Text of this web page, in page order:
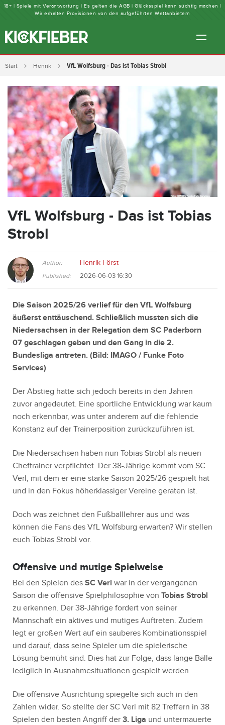
18+ | Spiele mit Verantwortung | Es gelten die AGB | Glücksspiel kann süchtig machen |
Wir erhalten Provisionen von den aufgeführten Wettanbietern
Start Henrik VfL Wolfsburg - Das ist Tobias Strobl
VfL Wolfsburg - Das ist Tobias
Strobl
Author: Henrik Först
Published: 2026-06-03 16:30
Die Saison 2025/26 verlief für den VfL Wolfsburg
äußerst enttäuschend. Schließlich mussten sich die
Niedersachsen in der Relegation dem SC Paderborn
07 geschlagen geben und den Gang in die 2.
Bundesliga antreten. (Bild: IMAGO / Funke Foto
Services)
Der Abstieg hatte sich jedoch bereits in den Jahren
zuvor angedeutet. Eine sportliche Entwicklung war kaum
noch erkennbar, was unter anderem auf die fehlende
Konstanz auf der Trainerposition zurückzuführen ist.
Die Niedersachsen haben nun Tobias Strobl als neuen
Cheftrainer verpflichtet. Der 38-Jährige kommt vom SC
Verl, mit dem er eine starke Saison 2025/26 gespielt hat
und in den Fokus höherklassiger Vereine geraten ist.
Doch was zeichnet den Fußballlehrer aus und was
können die Fans des VfL Wolfsburg erwarten? Wir stellen
euch Tobias Strobl vor.
Offensive und mutige Spielweise
Bei den Spielen des SC Verl war in der vergangenen
Saison die offensive Spielphilosophie von Tobias Strobl
zu erkennen. Der 38-Jährige fordert von seiner
Mannschaft ein aktives und mutiges Auftreten. Zudem
legt er großen Wert auf ein sauberes Kombinationsspiel
und darauf, dass seine Spieler um die spielerische
Lösung bemüht sind. Dies hat zur Folge, dass lange Bälle
lediglich in Ausnahmesituationen gespielt werden.
Die offensive Ausrichtung spiegelte sich auch in den
Zahlen wider. So stellte der SC Verl mit 82 Treffern in 38
Spielen den besten Angriff der 3. Liga und untermauerte